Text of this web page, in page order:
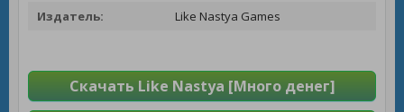
Издатель:
Like Nastya Games
Скачать Like Nastya [Много денег]